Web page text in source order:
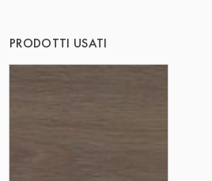
PRODOTTI USATI